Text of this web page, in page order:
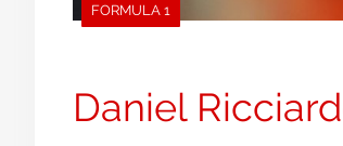
FORMULA 1
Daniel